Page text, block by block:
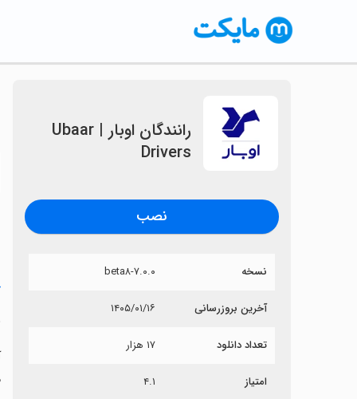
‏رانندگان اوبار | Ubaar
Drivers
نصب
نسخه ۷.۰.۰-beta۸
آخرین بروزرسانی ۱۴۰۵/۰۱/۱۶
تعداد دانلود ۱۷ هزار
امتیاز ۴.۱